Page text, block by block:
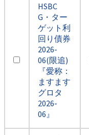
HSBC
G・ター
ゲット利
回り債券
2026-
06(限追)
『愛称：
ますます
グロタ
2026-
06』